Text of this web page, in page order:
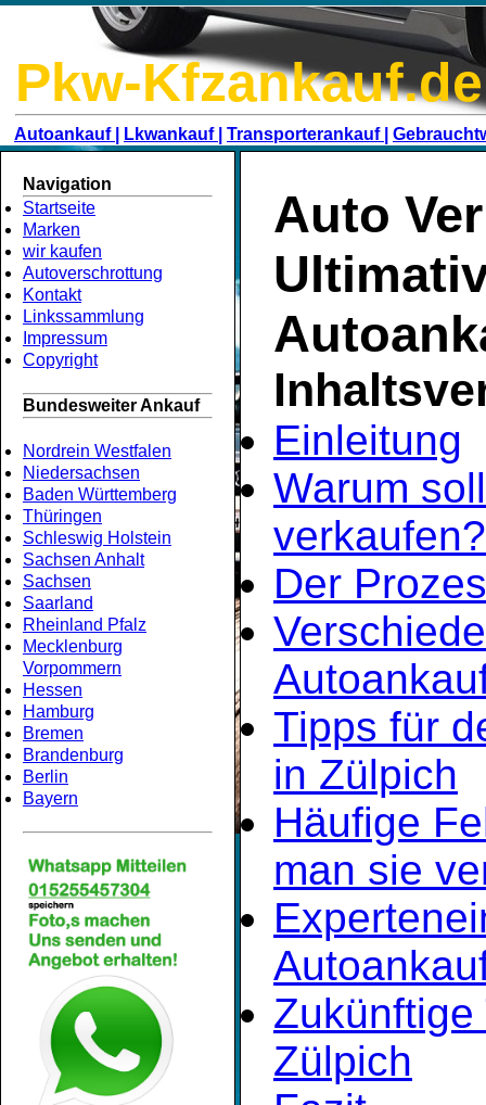
Pkw-Kfzankauf.de
Autoankauf | Lkwankauf | Transporterankauf |
Navigation
Startseite
Marken
wir kaufen
Autoverschrottung
Kontakt
Linkssammlung
Impressum
Copyright
Bundesweiter Ankauf
Nordrein Westfalen
Niedersachsen
Baden Württemberg
Thüringen
Schleswig Holstein
Sachsen Anhalt
Sachsen
Saarland
Rheinland Pfalz
Mecklenburg
Vorpommern
Hessen
Hamburg
Bremen
Brandenburg
Berlin
Bayern
Auto
Einleitung
Warum
verkaufen?
Der
Tipps für
in Zülpich
Häufige
man sie
Zülpich